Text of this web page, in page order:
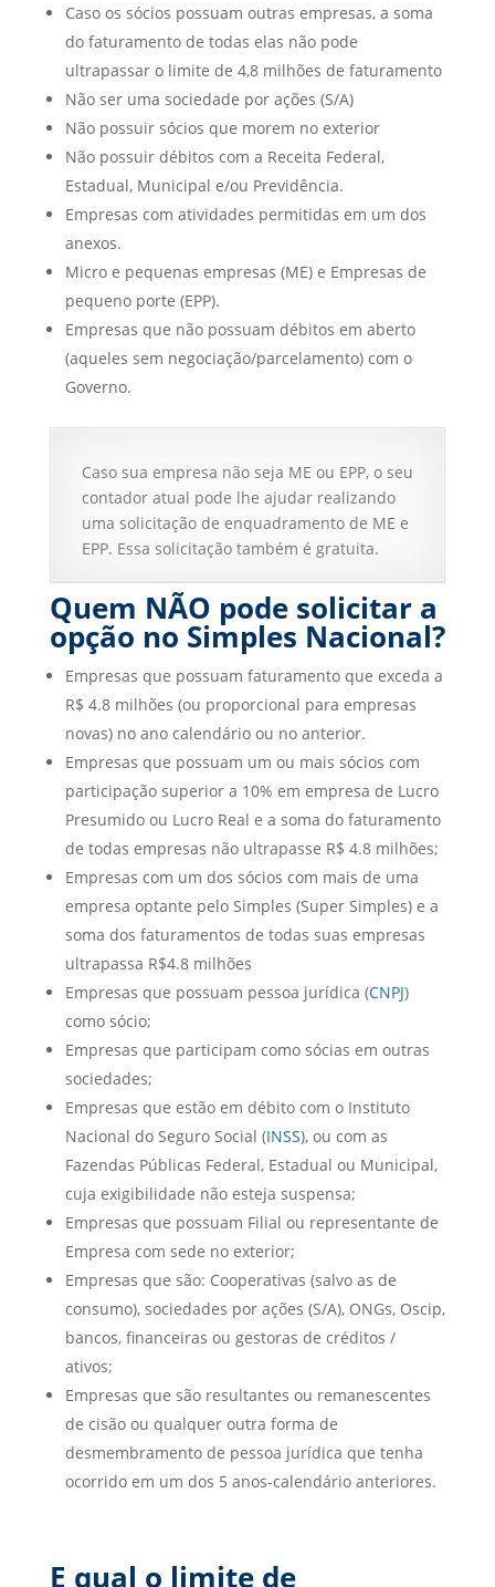
Caso os sócios possuam outras empresas, a soma
do faturamento de todas elas não pode
ultrapassar o limite de 4,8 milhões de faturamento
Não ser uma sociedade por ações (S/A)
Não possuir sócios que morem no exterior
Não possuir débitos com a Receita Federal,
Estadual, Municipal e/ou Previdência.
Empresas com atividades permitidas em um dos
anexos.
Micro e pequenas empresas (ME) e Empresas de
pequeno porte (EPP).
Empresas que não possuam débitos em aberto
(aqueles sem negociação/parcelamento) com o
Governo.
Caso sua empresa não seja ME ou EPP, o seu
contador atual pode lhe ajudar realizando
uma solicitação de enquadramento de ME e
EPP. Essa solicitação também é gratuita.
Quem NÃO pode solicitar a
opção no Simples Nacional?
Empresas que possuam faturamento que exceda a
R$ 4.8 milhões (ou proporcional para empresas
novas) no ano calendário ou no anterior.
Empresas que possuam um ou mais sócios com
participação superior a 10% em empresa de Lucro
Presumido ou Lucro Real e a soma do faturamento
de todas empresas não ultrapasse R$ 4.8 milhões;
Empresas com um dos sócios com mais de uma
empresa optante pelo Simples (Super Simples) e a
soma dos faturamentos de todas suas empresas
ultrapassa R$4.8 milhões
Empresas que possuam pessoa jurídica (CNPJ)
como sócio;
Empresas que participam como sócias em outras
sociedades;
Empresas que estão em débito com o Instituto
Nacional do Seguro Social (INSS), ou com as
Fazendas Públicas Federal, Estadual ou Municipal,
cuja exigibilidade não esteja suspensa;
Empresas que possuam Filial ou representante de
Empresa com sede no exterior;
Empresas que são: Cooperativas (salvo as de
consumo), sociedades por ações (S/A), ONGs, Oscip,
bancos, financeiras ou gestoras de créditos /
ativos;
Empresas que são resultantes ou remanescentes
de cisão ou qualquer outra forma de
desmembramento de pessoa jurídica que tenha
ocorrido em um dos 5 anos-calendário anteriores.
E qual o limite de